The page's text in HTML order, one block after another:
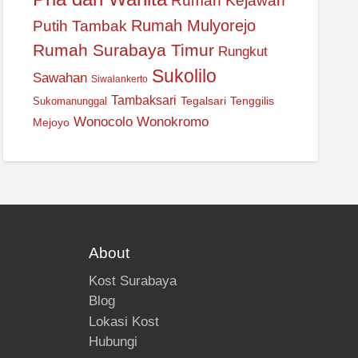
Putih Tambak Rumah Mulyorejo
Rumah Surabaya Timur Rungkut
Sawahan Siwalankerto Sukolilo
Sukomanunggal Tambaksari Tegalsari Tenggilis
Mejoyo Wonocolo Wonokromo
About
Kost Surabaya
Blog
Lokasi Kost
Hubungi